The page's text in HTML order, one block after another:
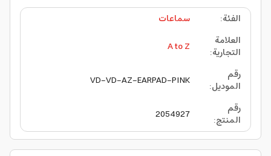
الفئة:
سماعات
العلامة
التجارية:
A to Z
رقم
الموديل:
VD-VD-AZ-EARPAD-PINK
رقم
المنتج:
2054927